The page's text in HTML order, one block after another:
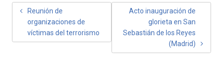
NAVEGACIÓN
ENTRADAS
Reunión de
organizaciones de
víctimas del terrorismo
Acto inauguración de
glorieta en San
Sebastián de los Reyes
(Madrid)